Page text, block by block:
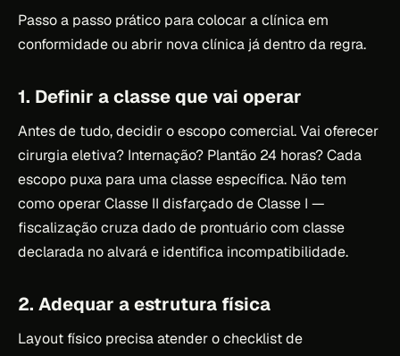
Passo a passo prático para colocar a clínica em
conformidade ou abrir nova clínica já dentro da regra.
1. Definir a classe que vai operar
Antes de tudo, decidir o escopo comercial. Vai oferecer
cirurgia eletiva? Internação? Plantão 24 horas? Cada
escopo puxa para uma classe específica. Não tem
como operar Classe II disfarçado de Classe I —
fiscalização cruza dado de prontuário com classe
declarada no alvará e identifica incompatibilidade.
2. Adequar a estrutura física
Layout físico precisa atender o checklist de